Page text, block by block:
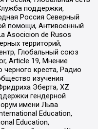
поддержки,
Россия Северный
помощи, Антивоенный
Asocicion de Rusos
территорий,
Глобальный союз
Article 19, Мнение
креста, Радио
изучения
Эберта, XZ
гендерной
имени Льва
Education,
Education,